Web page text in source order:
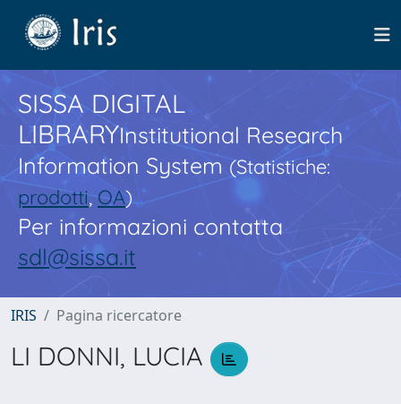
SISSA DIGITAL
LIBRARYInstitutional Research
Information System(Statistiche:
prodotti,OA)
Per informazioni contatta
sdl@sissa.it
IRIS Pagina ricercatore
LI DONNI, LUCIA